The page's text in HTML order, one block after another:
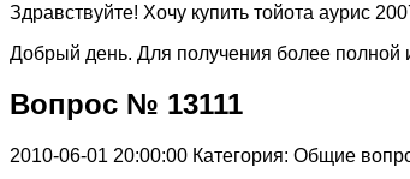
Здравствуйте! Хочу купить тойота аурис
Добрый день. Для получения более
Вопрос № 13111
2010-06-01 20:00:00 Категория: Общие